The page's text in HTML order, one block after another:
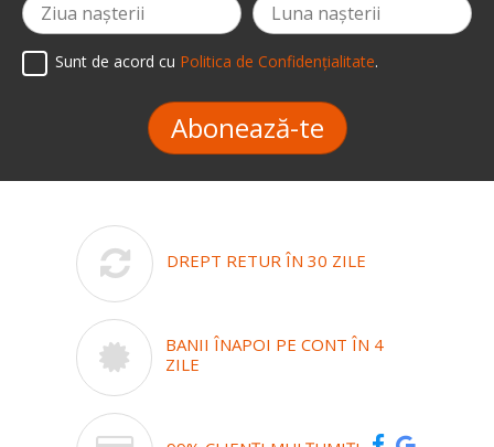
Sunt de acord cu Politica de Confidențialitate.
Abonează-te
DREPT RETUR ÎN 30 ZILE
BANII ÎNAPOI PE CONT ÎN 4
ZILE